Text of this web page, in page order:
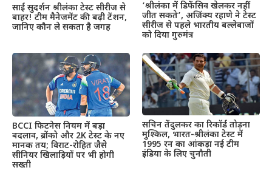
साई सुदर्शन श्रीलंका टेस्ट सीरीज से
बाहर! टीम मैनेजमेंट की बढ़ी टेंशन,
जानिए कौन ले सकता है जगह
‘श्रीलंका में डिफेंसिव खेलकर नहीं
जीत सकते’, अजिंक्य रहाणे ने टेस्ट
सीरीज से पहले भारतीय बल्लेबाजों
को दिया गुरुमंत्र
BCCI फिटनेस नियम में बड़ा
बदलाव, ब्रोंको और 2K टेस्ट के नए
मानक तय; विराट-रोहित जैसे
सीनियर खिलाड़ियों पर भी होगी
सख्ती
सचिन तेंदुलकर का रिकॉर्ड तोड़ना
मुश्किल, भारत-श्रीलंका टेस्ट में
1995 रन का आंकड़ा नई टीम
इंडिया के लिए चुनौती